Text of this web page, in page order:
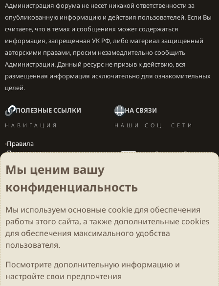
Администрация форума не несет никакой ответственности за
опубликованную информацию и действия пользователей. Если Вы
считаете, что в темах и сообщениях может содержаться
информация, запрещенная УК РФ, либо материал защищенный
авторскими правами, просим незамедлительно сообщить
Администрации. Данный ресурс не призыв к действию, вся
размещенная информация исключительно для ознакомительных
целей.
ПОЛЕЗНЫЕ ССЫЛКИ
НАВИГАЦИЯ
Правила
Поддержка
Локализация игр
НА СВЯЗИ
НАШИ СОЦ. СЕТИ
Cookies Darkdale - Основа [v.2.3.2 rc1] 🔥
Русский (RU)
Обратная связь
Условия и правила
Политика конфиденциальности
Помощь
R
ЛокализацияLiaNdrY
Мы ценим вашу
конфиденциальность
Мы используем основные cookieдля обеспечения
работы этого сайта, а также дополнительные cookies
для обеспечения максимального удобства
пользователя.
Посмотрите дополнительную информацию и
настройте свои предпочтения